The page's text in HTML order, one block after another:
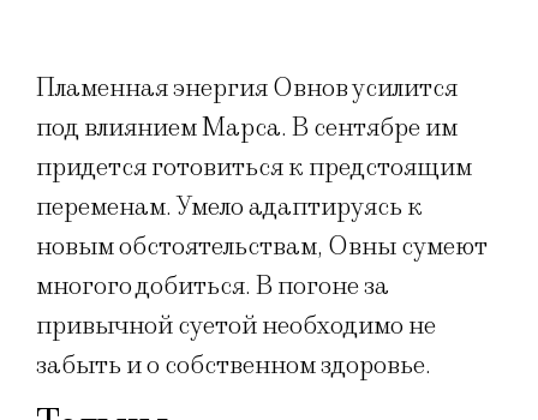
Пламенная энергия Овнов усилится
под влиянием Марса. В сентябре им
придется готовиться к предстоящим
переменам. Умело адаптируясь к
новым обстоятельствам, Овны сумеют
многого добиться. В погоне за
привычной суетой необходимо не
забыть и о собственном здоровье.